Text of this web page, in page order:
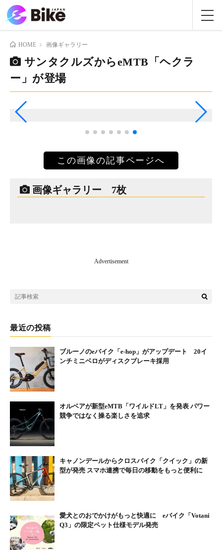
HOME 画像ギャラリー
サンタクルズからeMTB「ヘクラ
ー」が登場
この画像の記事ページへ
画像ギャラリー 7枚
Advertisement
最近の投稿
ブルーノのeバイク「e-hop」がアップデート 20イ
ンチミニベロがディスクブレーキ採用
オルベアが新型eMTB「ワイルドLT」を発表 パワー
競争ではなく操る楽しさを追求
キャノンデールからクロスバイク「クイック」の新
型が発売 スマホ連携で毎日の移動をもっと便利に
愛犬とのおでかけがもっと快適に eバイク「Votani
Q3」の限定ペット仕様モデル発売